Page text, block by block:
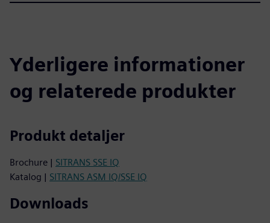
Yderligere informationer
og relaterede produkter
Produkt detaljer
Brochure | SITRANS SSE IQ
Katalog | SITRANS ASM IQ/SSE IQ
Downloads